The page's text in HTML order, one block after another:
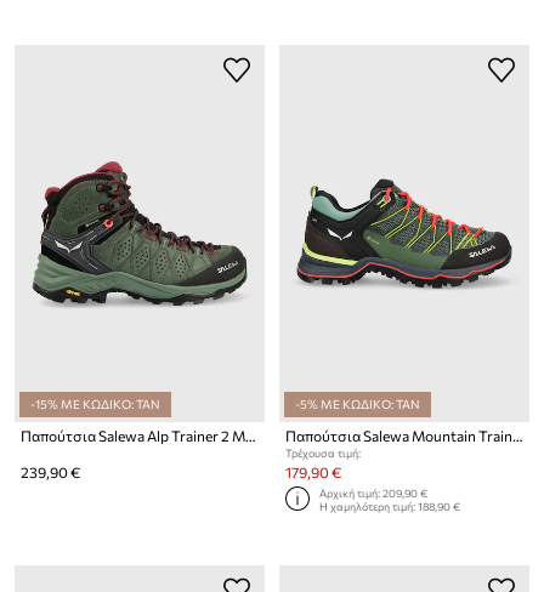
-15% ΜΕ ΚΩΔΙΚΟ: TAN
239,90 €
-5% ΜΕ ΚΩΔΙΚΟ: TAN
Τρέχουσα τιμή:
179,90 €
Αρχική τιμή:209,90 €
Η χαμηλότερη τιμή:188,90 €